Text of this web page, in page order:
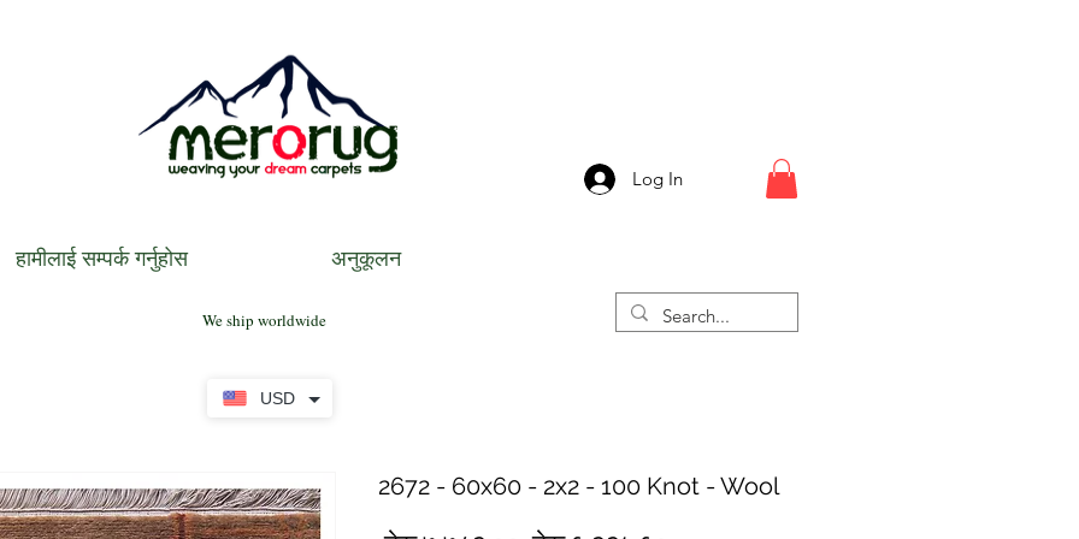
USD
Log In
हामीलाई सम्पर्क गर्नुहोस अनुकूलन
We ship worldwide
2672 - 60x60 - 2x2 - 100 Knot - Wool